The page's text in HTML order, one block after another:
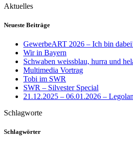
Aktuelles
Neueste Beiträge
GewerbeART 2026 – Ich bin
Wir in Bayern
Schwaben weissblau, hurra und
Multimedia Vortrag
Tobi im SWR
SWR – Silvester Special
21.12.2025 – 06.01.2026 –
Schlagworte
Schlagwörter